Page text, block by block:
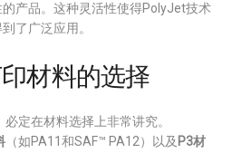
产品。这种灵活性使得PolyJet技术
了广泛应用。
材料的选择
定在材料选择上非常讲究。
（如PA11和SAF™ PA12）以及 P3材